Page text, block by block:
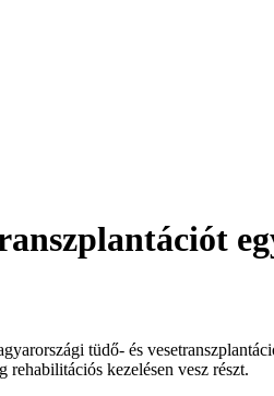
tüdő- és
kezelésen vesz részt.